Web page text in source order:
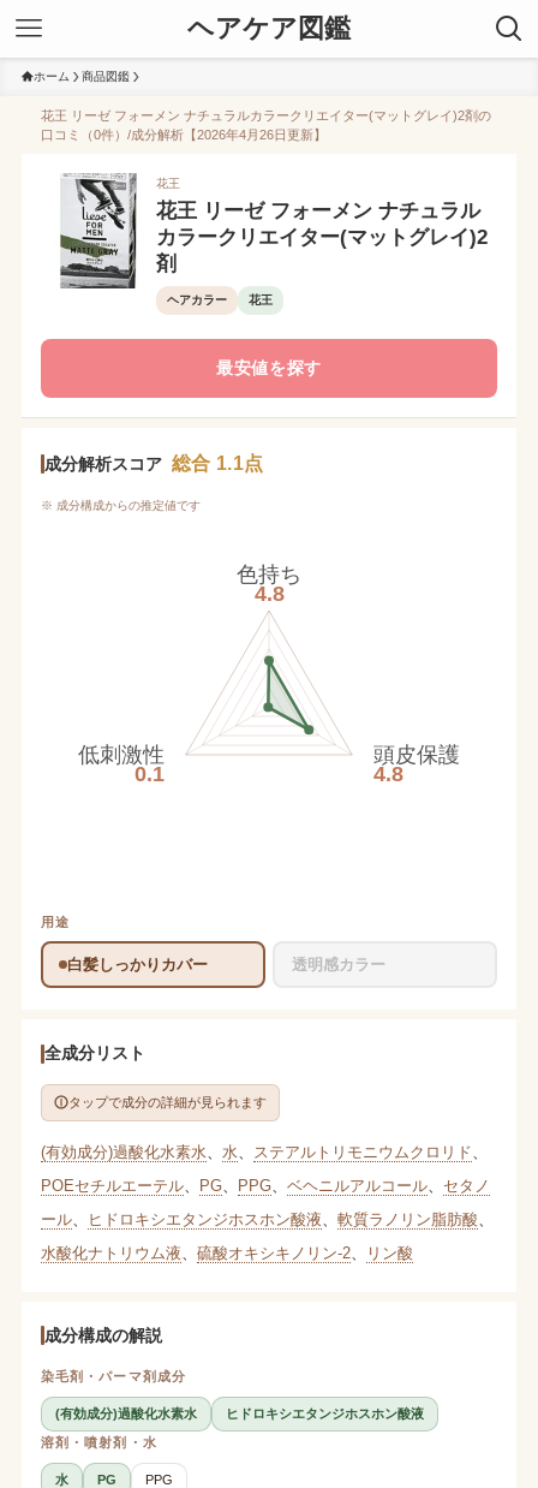
ヘアケア図鑑
ホーム 商品図鑑
花王 リーゼ フォーメン ナチュラルカラークリエイター(マットグレイ)2剤の
口コミ（0件）/成分解析【2026年4月26日更新】
花王
花王 リーゼ フォーメン ナチュラル
カラークリエイター(マットグレイ)2
剤
ヘアカラー 花王
最安値を探す
成分解析スコア 総合 1.1点
※ 成分構成からの推定値です
色持ち
4.8
頭皮保護
4.8
低刺激性
0.1
用途
白髪しっかりカバー 透明感カラー
全成分リスト
タップで成分の詳細が見られます
(有効成分)過酸化水素水 水 ステアルトリモニウムクロリド
POEセチルエーテル、 PG、 PPG、 ベヘニルアルコール、 セタノ
ール、 ヒドロキシエタンジホスホン酸液 軟質ラノリン脂肪酸
水酸化ナトリウム液
硫酸オキシキノリン-2、 リン酸
成分構成の解説
染毛剤・パーマ剤成分
(有効成分)過酸化水素水
ヒドロキシエタンジホスホン酸液
溶剤・噴射剤・水
水 PG
PPG